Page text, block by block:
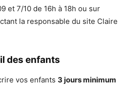
et 7/10 de 16h à 18h ou sur
la responsable du site Claire
des enfants
vos enfants 3 jours minimum